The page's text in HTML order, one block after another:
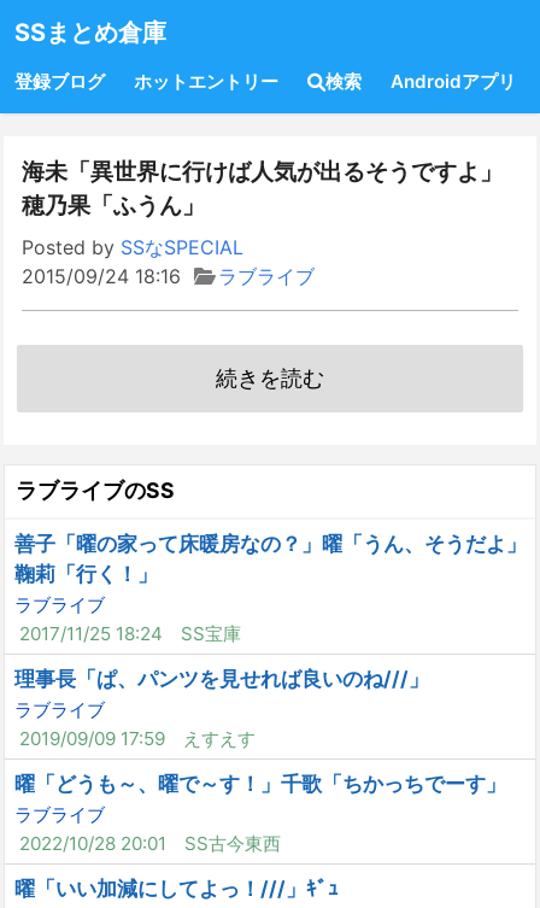
SSまとめ倉庫
登録ブログ ホットエントリー 検索 Androidアプリ
海未「異世界に行けば人気が出るそうですよ」
穂乃果「ふうん」
Posted by SSなSPECIAL
2015/09/24 18:16
ラブライブ
続きを読む
ラブライブのSS
善子「曜の家って床暖房なの？」曜「うん、そうだよ」
鞠莉「行く！」
ラブライブ
2017/11/25 18:24
SS宝庫
理事長「ぱ、パンツを見せれば良いのね///」
ラブライブ
2019/09/09 17:59
えすえす
曜「どうも～、曜で～す！」千歌「ちかっちでーす」
ラブライブ
2022/10/28 20:01
SS古今東西
曜「いい加減にしてよっ！///」ｷﾞｭ